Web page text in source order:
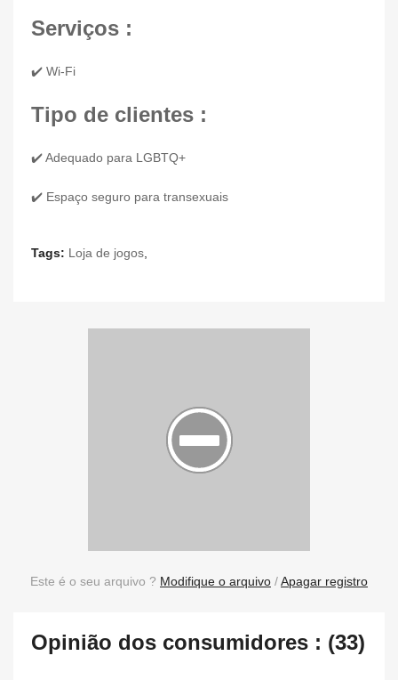
Serviços :
✔️ Wi-Fi
Tipo de clientes :
✔️ Adequado para LGBTQ+
✔️ Espaço seguro para transexuais
Tags: Loja de jogos
Este é o seu arquivo ? Modifique o arquivo /Apagar registro
Opinião dos consumidores : (33)